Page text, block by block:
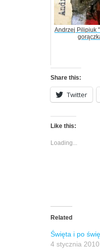
Andrzej Pilipiuk
Share this:
Twitter
Like this:
Loading...
Related
Święta i po
4 stycznia 2010